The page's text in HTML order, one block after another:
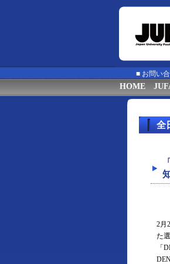
■ お問い
HOME
全
2月
た
「